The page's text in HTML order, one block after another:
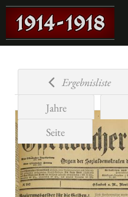
Ergebnisliste
Jahre
Seite